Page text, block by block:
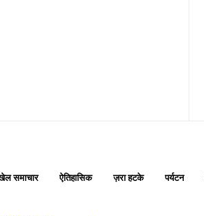
Orci varius natoque dolor
समाचार ऐतिहासिक ज़रा हटके पर्यटन